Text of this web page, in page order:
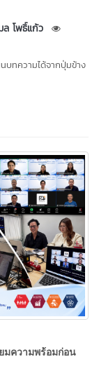
โพธิ์แก้ว
บทความได้จากปุ่มข้าง
มความพร้อมก่อน